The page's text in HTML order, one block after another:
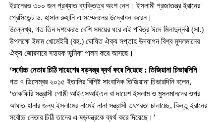
ইরানেরও ৩০০ জন প্রখ্যাত ব্যক্তিত্ব অংশ নেন। ইসলামী প্রজাতন্ত্র ইরানের
প্রেসিডেন্ট ড. হাসান রুহানি এ সম্মেলনের উদ্বোধন করেন।
উল্লেখ্য, গত তিন দশকেরও বেশি সময়ের ধরে এই পবিত্র ঈদে মিলাদুন্নবী (সা.)
উপলক্ষে ইমাম খোমেইনী (রহ.) ঘোষিত ঐক্য সপ্তাহ উদযাপন বিশ্ব মুসলমানের
ঐক্য জোরদারে সহায়ক ভূমিকা পালন করে আসছে।
‘সর্বোচ্চ নেতার চিঠি দায়েশের ষড়যন্ত্র ব্যর্থ করে দিয়েছে : তিজিয়ানা চিভারদিনি
গত ৭ ডিসেম্বর ২০১৫ ইতালির বিশিষ্ট সাংবাদিক তিজিয়ানা চিভারদিনি বলেন,
‘তাকফিরি সন্ত্রাসী গোষ্ঠী আইএসআইএল বা দায়েশ ইসলাম ও মুসলমানদের ওপর
আঘাত হানার জন্য ইসলামের নামেই নানা সন্ত্রাসী তৎপরতা চালাচ্ছে, কিন্তু ইরানের
সর্বোচ্চ নেতার চিঠি তাদের এ ষড়যন্ত্রকে ব্যর্থ করে দিয়েছে।’